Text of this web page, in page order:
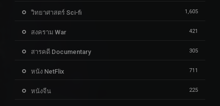
วิทยาศาสตร์ Sci-fi 1,605
สงคราม War 421
สารคดี Documentary 305
หนัง NetFlix 711
หนังจีน 225